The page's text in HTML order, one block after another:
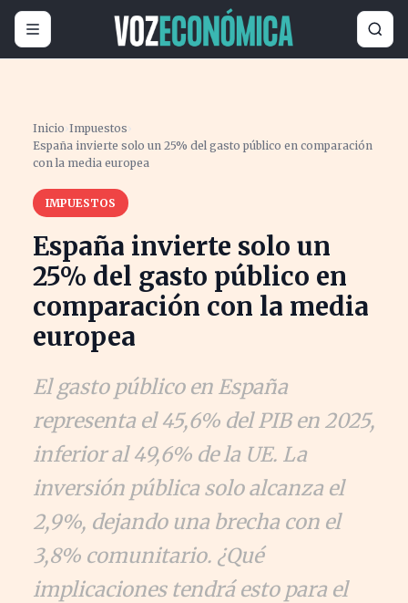
Inicio ›Impuestos ›
España invierte solo un 25% del gasto público en comparación
con la media europea
IMPUESTOS
España invierte solo un
25% del gasto público en
comparación con la media
europea
El gasto público en España
representa el 45,6% del PIB en 2025,
inferior al 49,6% de la UE. La
inversión pública solo alcanza el
2,9%, dejando una brecha con el
3,8% comunitario. ¿Qué
implicaciones tendrá esto para el